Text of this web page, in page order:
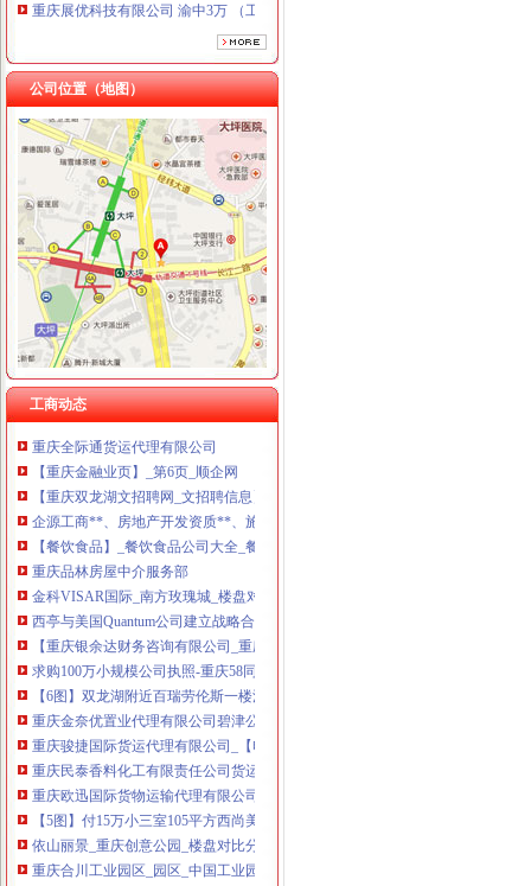
重庆谦如福商贸有限公司 渝南3万 （公司转让）
重庆恺昶贸易有限公司 渝九 （食品许可证）
重庆市冰岛科技发展有限公司 渝沙50万 （进出口权）
上海兆妩贸易有限公司重庆时代广场分公司 渝中 （工商注册）
公司位置（地图）
工商动态
双龙湖代办营业执照
求购100万小规模公司执照-重庆58同城
重庆安龙财务咨询有限公司_全球企业库
双凤桥街道旧房改造片区拆迁项目招标公告_中国招标网_重庆市招标
丁字路口及观音岩片区拆迁项目招标公告_中国招标网_重庆市招标
办事儿网本地生活服务本地服务分类需求信息_办事儿网
重庆顶呱呱代理记账多少钱重庆代理记账今题网
【重庆西部知识产权服务中心2018新招聘信息】_聘网
【重庆金融业页】_第6页_顺企网
【重庆双龙湖文招聘网_文招聘信息】-重庆智联招聘
企源工商**、房地产开发资质**、施工企业入备案重庆专项审批今题网
【餐饮食品】_餐饮食品公司大全_餐饮食品价格_顺企网
重庆品林房屋中介服务部
金科VISAR国际_南方玫瑰城_楼盘对比分析-重庆乐居
西亭与美国Quantum公司建立战略合作伙伴关系重庆公司注册今题网
【重庆银余达财务咨询有限公司_重庆银余达财务咨询有限公司】-公司
求购100万小规模公司执照-重庆58同城
【6图】双龙湖附近百瑞劳伦斯一楼洋房169平精装四室110万,-许昌
重庆金奈优置业代理有限公司碧津公园经营部_【电话地址_招聘信息_
重庆骏捷国际货运代理有限公司_【电话地址_招聘信息_注册信息_信用
重庆民泰香料化工有限责任公司货运代理分公司_【信用信息_诉讼信息
重庆欧迅国际货物运输代理有限公司_【电话地址_招聘信息_注册信息_
【5图】付15万小三室105平方西尚美,县保健院附近,双龙湖,-许
依山丽景_重庆创意公园_楼盘对比分析-重庆乐居
重庆合川工业园区_园区_中国工业园网
【7图】双龙湖附近澜菲溪岸134平精装3室中间楼层可按揭,许昌魏